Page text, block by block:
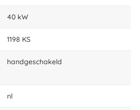
40 kW
1198 KS
handgeschakeld
nl